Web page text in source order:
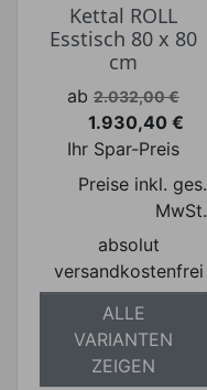
Kettal ROLL
Esstisch 80 x 80
cm
Verkaufspreis
ab 2.032,00 €
Preis
1.930,40 €
Ihr Spar-Preis
Preise inkl. ges.
MwSt.
absolut
versandkostenfrei
ALLE
VARIANTEN
ZEIGEN